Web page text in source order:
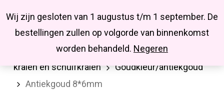
Wij zijn gesloten van 1 augustus t/m 1 september. De
bestellingen zullen op volgorde van binnenkomst
worden behandeld. Negeren
main
Missbluesieraden
searchaccount
Kralen en kralenmixen
Metalen
kralen en schuifkralen
Goudkleur/antiekgoud
Antiekgoud 8*6mm
Close